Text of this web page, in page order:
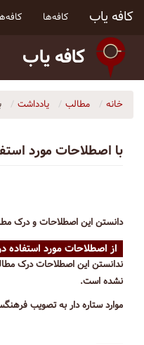
کافه یاب کافه‌ها
کافه یاب
خانه مطالب یادداشت
با اصطلاحات مورد
دانستن این اصطلاحات و درک
از اصطلاحات مورد
ندانستن این اصطلاحات درک
نشده است.
موارد ستاره دار به تصویب